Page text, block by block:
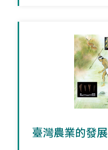
臺灣農業的發展